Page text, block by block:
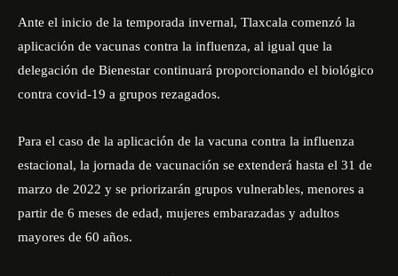
Ante el inicio de la temporada invernal, Tlaxcala comenzó la
aplicación de vacunas contra la influenza, al igual que la
delegación de Bienestar continuará proporcionando el biológico
contra covid-19 a grupos rezagados.
Para el caso de la aplicación de la vacuna contra la influenza
estacional, la jornada de vacunación se extenderá hasta el 31 de
marzo de 2022 y se priorizarán grupos vulnerables, menores a
partir de 6 meses de edad, mujeres embarazadas y adultos
mayores de 60 años.